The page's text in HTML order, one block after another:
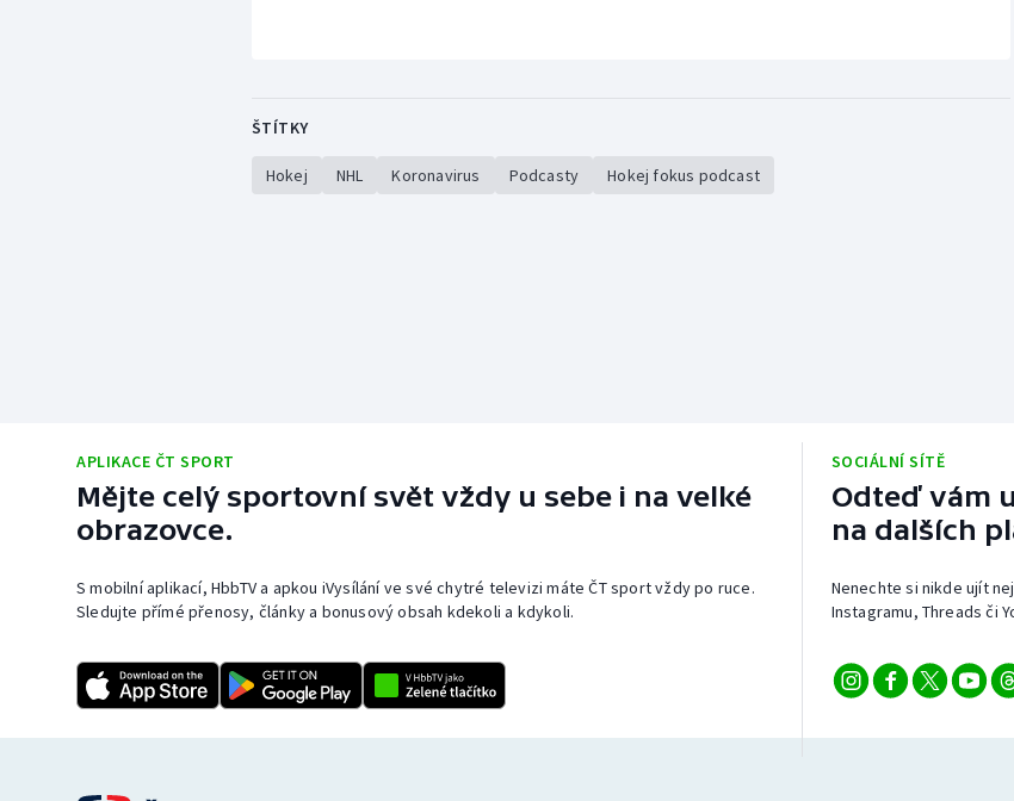
ŠTÍTKY
Hokej NHL Koronavirus Podcasty Hokej fokus podcast
APLIKACE ČT SPORT
Mějte celý sportovní svět vždy u sebe i na velké
obrazovce.
S mobilní aplikací, HbbTV a apkou iVysílání ve své chytré televizi máte ČT sport vždy po ruce.
Sledujte přímé přenosy, články a bonusový obsah kdekoli a kdykoli.
SOCIÁLNÍ SÍTĚ
Odteď vám
na dalších
Nenechte si nikde ujít
Instagramu, Threads či